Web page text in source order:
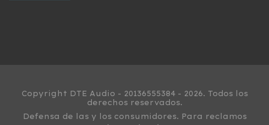
Copyright DTE Audio - 20136555384 - 2026. Todos los
derechos reservados.
Defensa de las y los consumidores. Para reclamos